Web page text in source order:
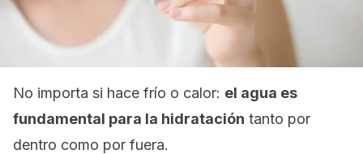
No importa si hace frío o calor: el agua es
fundamental para la hidratación tanto por
dentro como por fuera.